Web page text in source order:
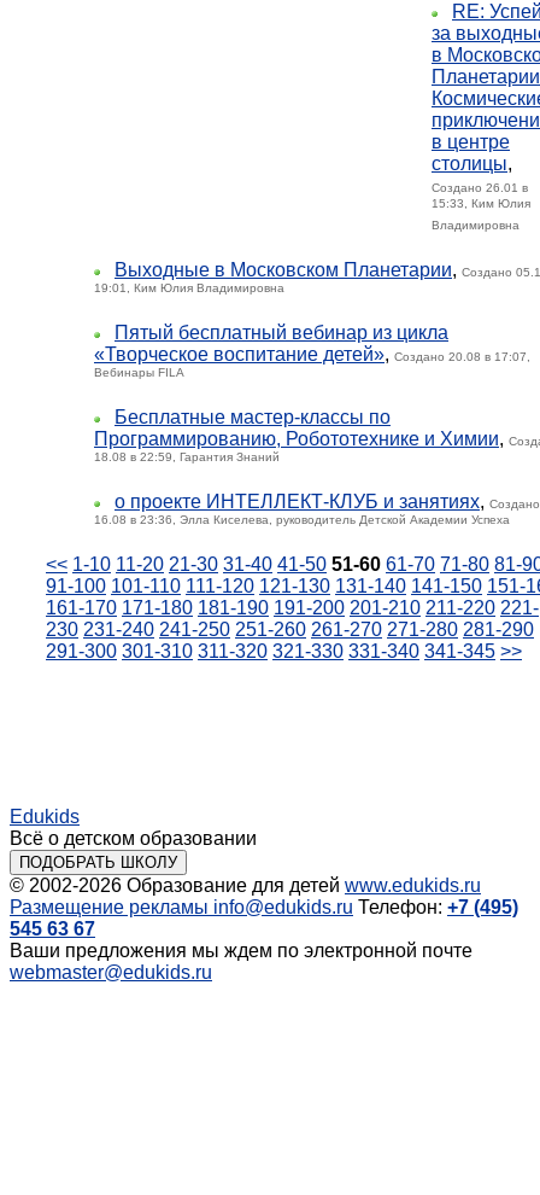
RE:
за
в
в центре
столицы,
Создано 26.01 в
15:33, Ким Юлия
Владимировна
Выходные в Московском Планетарии, Создано
19:01, Ким Юлия Владимировна
Пятый бесплатный вебинар из цикла
«Творческое воспитание детей», Создано 20.08 в 17:07,
Вебинары FILA
Бесплатные мастер-классы по
Программированию, Робототехнике и Химии,
18.08 в 22:59, Гарантия Знаний
о проекте ИНТЕЛЛЕКТ-КЛУБ и занятиях, Создано
16.08 в 23:36, Элла Киселева, руководитель Детской Академии Успеха
<< 1-10 11-20 21-30 31-40 41-50 51-60 61-70 71-80 81-
91-100 101-110 111-120 121-130 131-140 141-150 151-
161-170 171-180 181-190 191-200 201-210 211-220 221-
230 231-240 241-250 251-260 261-270 271-280 281-290
291-300 301-310 311-320 321-330 331-340 341-345 >>
Edukids
Всё о детском образовании
ПОДОБРАТЬ ШКОЛУ
© 2002-2026 Образование для детей www.edukids.ru
Размещение рекламы info@edukids.ru Телефон: +7 (495)
545 63 67
Ваши предложения мы ждем по электронной почте
webmaster@edukids.ru